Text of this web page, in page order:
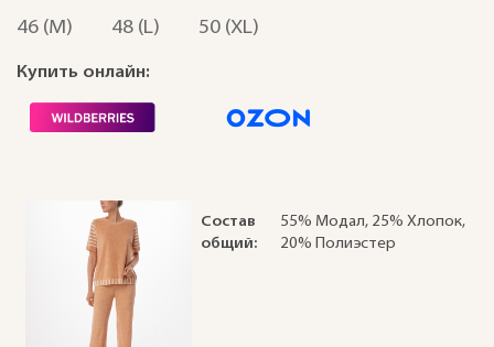
46 (M) 48 (L) 50 (XL)
Купить онлайн:
Состав
общий:
55% Модал, 25% Хлопок,
20% Полиэстер